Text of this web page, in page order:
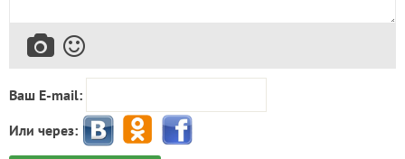
Ваш E-mail:
Или через: